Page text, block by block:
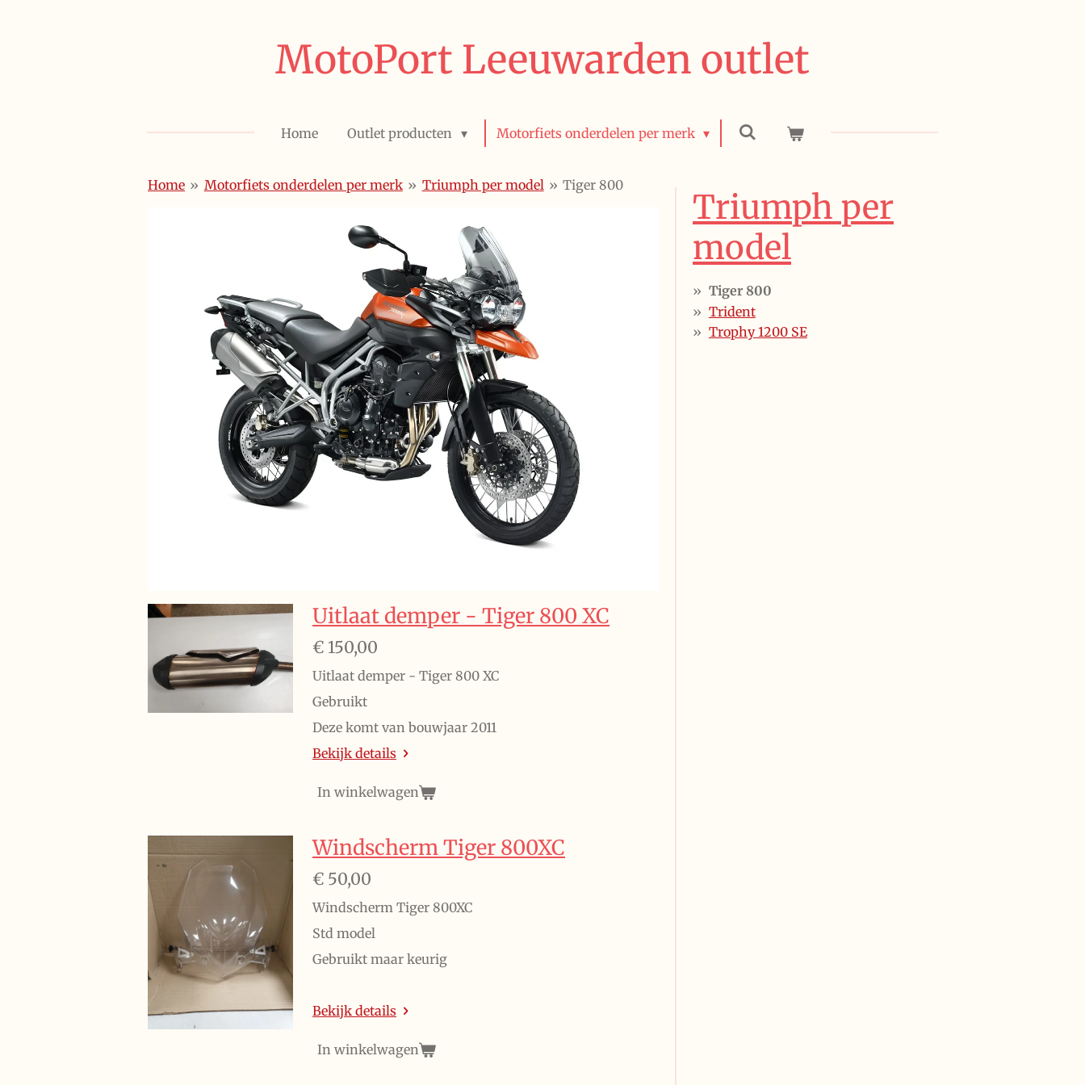
MotoPort Leeuwarden outlet
Home Outlet producten Motorfiets onderdelen per merk
Home » Motorfiets onderdelen per merk » Triumph per model » Tiger 800
Uitlaat demper - Tiger 800 XC
€ 150,00
Uitlaat demper - Tiger 800 XC
Gebruikt
Deze komt van bouwjaar 2011
Bekijk details
In winkelwagen
Windscherm Tiger 800XC
€ 50,00
Windscherm Tiger 800XC
Std model
Gebruikt maar keurig
Bekijk details
In winkelwagen
Triumph per
model
Tiger 800
Trident
Trophy 1200 SE